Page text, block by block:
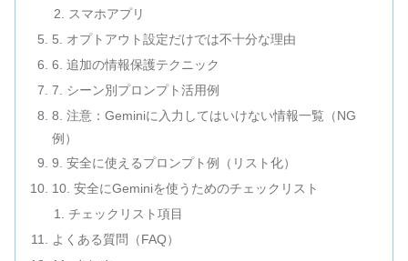
スマホアプリ
5. オプトアウト設定だけでは不十分な理由
6. 追加の情報保護テクニック
7. シーン別プロンプト活用例
8. 注意：Geminiに入力してはいけない情報一覧（NG
例）
9. 安全に使えるプロンプト例（リスト化）
10. 安全にGeminiを使うためのチェックリスト
チェックリスト項目
よくある質問（FAQ）